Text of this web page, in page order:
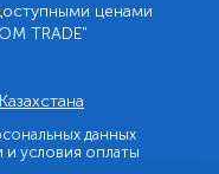
ценами
TRADE"
данных
и условия оплаты